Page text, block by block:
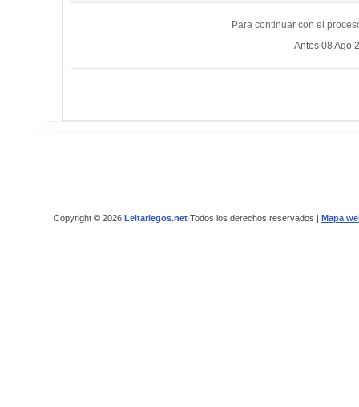
Para continuar con el
Antes 08 Ago
Copyright © 2026 Leitariegos.netTodos los derechos reservados | Mapa